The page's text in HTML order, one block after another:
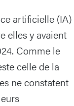
artificielle (IA)
elles y avaient
Comme le
celle de la
ne constatent